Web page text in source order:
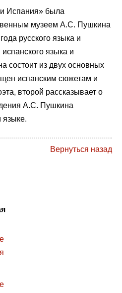
Испания» была
музеем А.С. Пушкина
русского языка и
языка и
состоит из двух основных
испанским сюжетам и
второй рассказывает о
А.С. Пушкина
языке.
Вернуться назад